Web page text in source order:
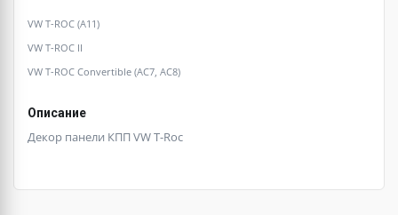
VW T-ROC (A11)
VW T-ROC II
VW T-ROC Convertible (AC7, AC8)
Описание
Декор панели КПП VW T-Roc